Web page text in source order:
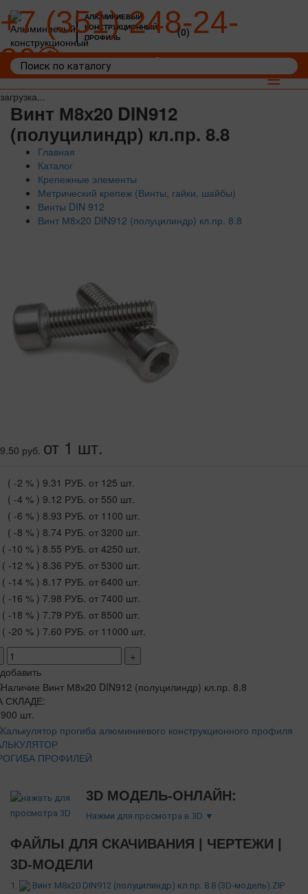
загрузка...
АЛЮМИНИЕВЫЙ
КОНСТРУКЦИОННЫЙ
ПРОФИЛЬ
+7 (351) 248-24-
36
(0)
Toggle
Винт М8х20 DIN912
(полуцилиндр) кл.пр. 8.8
Главная
Каталог
Крепежные элементы
Метрический крепеж (Винты, гайки, шайбы)
Винты DIN 912
Винт М8х20 DIN912 (полуцилиндр) кл.пр. 8.8
9.50 руб. от 1 шт.
( -2 % ) 9.31 РУБ. от 125 шт.
( -4 % ) 9.12 РУБ. от 550 шт.
( -6 % ) 8.93 РУБ. от 1100 шт.
( -8 % ) 8.74 РУБ. от 3200 шт.
( -10 % ) 8.55 РУБ. от 4250 шт.
( -12 % ) 8.36 РУБ. от 5300 шт.
( -14 % ) 8.17 РУБ. от 6400 шт.
( -16 % ) 7.98 РУБ. от 7400 шт.
( -18 % ) 7.79 РУБ. от 8500 шт.
( -20 % ) 7.60 РУБ. от 11000 шт.
+
добавить
СКЛАДЕ:
шт.
ПРОФИЛЕЙ
3D МОДЕЛЬ-ОНЛАЙН:
Нажми для просмотра в 3D ▼
ФАЙЛЫ ДЛЯ СКАЧИВАНИЯ | ЧЕРТЕЖИ |
3D-МОДЕЛИ
1.
Винт М8х20 DIN912 (полуцилиндр) кл.пр. 8.8 (3D-модель).ZIP